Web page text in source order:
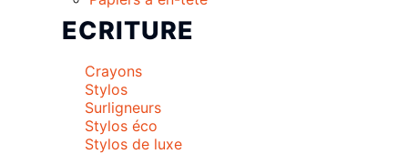
ECRITURE
Crayons
Stylos
Surligneurs
Stylos éco
Stylos de luxe